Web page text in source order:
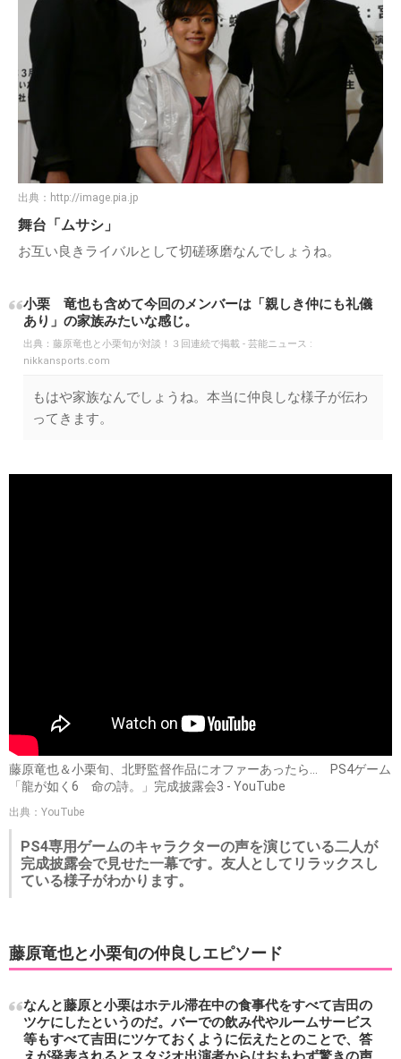
出典： http://image.pia.jp
舞台「ムサシ」
お互い良きライバルとして切磋琢磨なんでしょうね。
小栗 竜也も含めて今回のメンバーは「親しき仲にも礼儀
あり」の家族みたいな感じ。
出典： 藤原竜也と小栗旬が対談！３回連続で掲載 - 芸能ニュース :
nikkansports.com
もはや家族なんでしょうね。本当に仲良しな様子が伝わ
ってきます。
藤原竜也＆小栗旬、北野監督作品にオファーあったら… PS4ゲーム
「龍が如く6 命の詩。」完成披露会3 - YouTube
出典：YouTube
PS4専用ゲームのキャラクターの声を演じている二人が
完成披露会で見せた一幕です。友人としてリラックスし
ている様子がわかります。
藤原竜也と小栗旬の仲良しエピソード
なんと藤原と小栗はホテル滞在中の食事代をすべて吉田の
ツケにしたというのだ。バーでの飲み代やルームサービス
等もすべて吉田にツケておくように伝えたとのことで、答